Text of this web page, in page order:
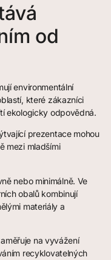
od
environmentální
které zákazníci
ekologicky odpovědná.
prezentace mohou
mezi mladšími
nebo minimálně. Ve
obalů kombinují
materiály a
na vyvážení
recyklovatelných